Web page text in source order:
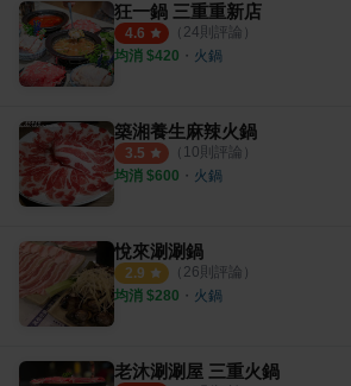
狂一鍋 三重重新店
4.6 （ 24則評論）
均消 $420 ・ 火鍋
築湘養生麻辣火鍋
3.5 （ 10則評論）
均消 $600 ・ 火鍋
悅來涮涮鍋
2.9 （ 26則評論）
均消 $280 ・ 火鍋
老沐涮涮屋 三重火鍋